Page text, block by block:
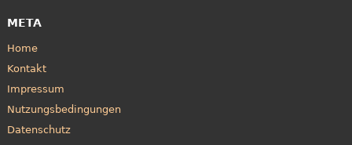
META
Home
Kontakt
Impressum
Nutzungsbedingungen
Datenschutz